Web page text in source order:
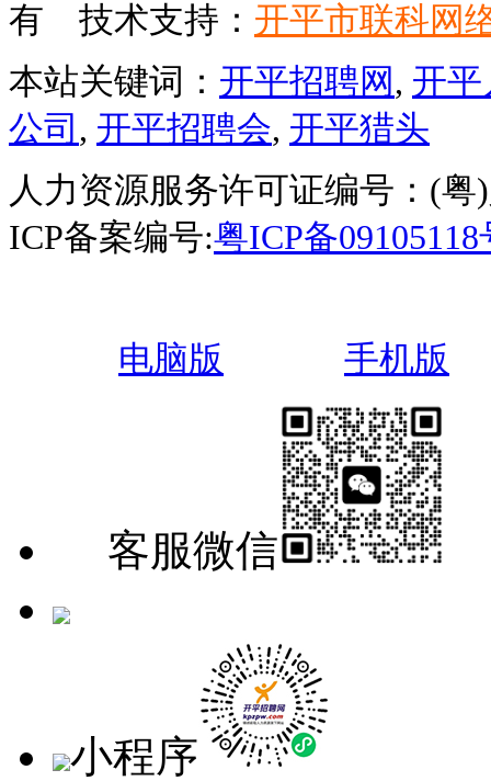
有 技术支持： 开平市联科网
本站关键词： 开平招聘网 , 开
公司 , 开平招聘会, 开平猎头
人力资源服务许可证编号：(
ICP备案编号:粤ICP备09105118
电脑版 手机版
客服微信
小程序